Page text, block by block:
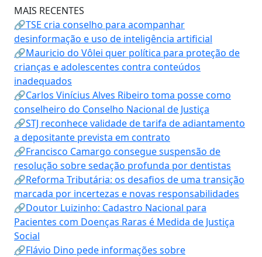
MAIS RECENTES
🔗TSE cria conselho para acompanhar
desinformação e uso de inteligência artificial
🔗Mauricio do Vôlei quer política para proteção de
crianças e adolescentes contra conteúdos
inadequados
🔗Carlos Vinícius Alves Ribeiro toma posse como
conselheiro do Conselho Nacional de Justiça
🔗STJ reconhece validade de tarifa de adiantamento
a depositante prevista em contrato
🔗Francisco Camargo consegue suspensão de
resolução sobre sedação profunda por dentistas
🔗Reforma Tributária: os desafios de uma transição
marcada por incertezas e novas responsabilidades
🔗Doutor Luizinho: Cadastro Nacional para
Pacientes com Doenças Raras é Medida de Justiça
Social
🔗Flávio Dino pede informações sobre